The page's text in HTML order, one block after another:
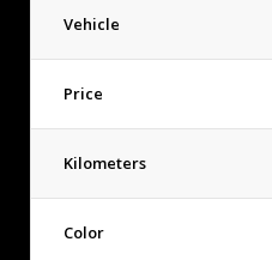
Vehicle
Price
Kilometers
Color